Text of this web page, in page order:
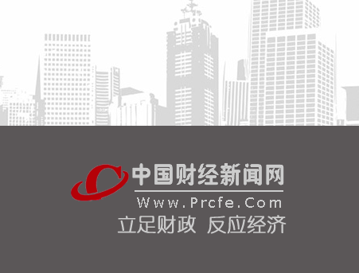
今天13时，台风“白海豚”中心位于距离浙江省温州市
东偏南方向约465公里的洋面上，中心附近最大风力
14级，45米/秒。虽然离浙江还有一定距离，但“白海
豚”外围云系今天上午已经在江苏南部、安徽东南部、
大部将有大到暴雨，其中上海南部、浙江东部有特大
暴雨，局地日降雨量将达到400毫米甚至500毫米以
上，极端性较强，需注意防范。